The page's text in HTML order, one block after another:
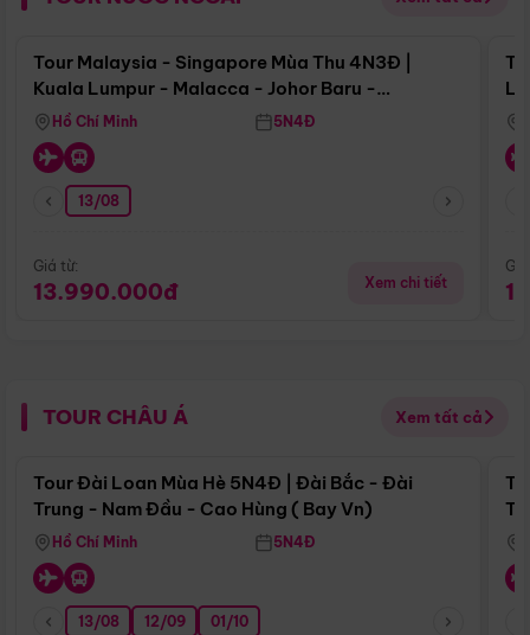
Điểm nổi bật
Tour Malaysia - Singapore Mùa Thu 4N3Đ |
Kuala Lumpur - Malacca - Johor Baru -
Singapore
Hồ Chí Minh 5N4Đ
13/08
Giá từ:
13.990.000đ Xem chi tiết
TOUR CHÂU Á Xem tất cả
Điểm nổi bật
Tour Đài Loan Mùa Hè 5N4Đ | Đài Bắc - Đài
Trung - Nam Đầu - Cao Hùng ( Bay Vn)
Hồ Chí Minh 5N4Đ
13/08 12/09 01/10